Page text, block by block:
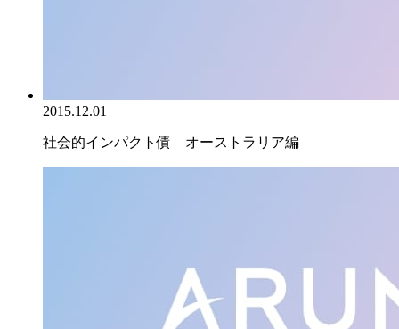
2015.12.01
社会的インパクト債 オーストラリア編